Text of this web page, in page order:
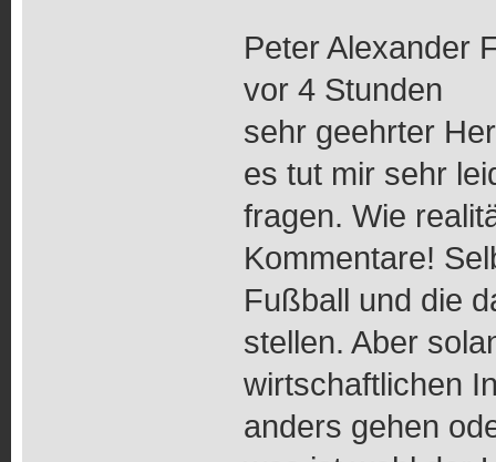
Peter Alexander
vor 4 Stunden
sehr geehrter
es tut mir sehr
fragen. Wie
Kommentare!
Fußball und die
stellen. Aber
wirtschaftlichen
anders gehen